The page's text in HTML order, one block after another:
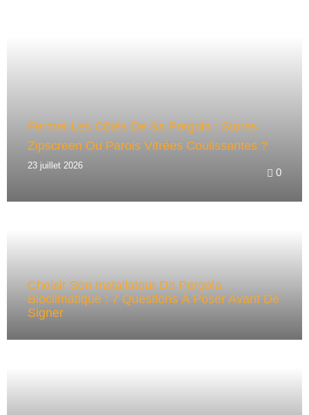
Fermer Les Côtés De Sa Pergola : Stores
Zipscreen Ou Parois Vitrées Coulissantes ?
23 juillet 2026
0
Choisir Son Installateur De Pergola
Bioclimatique : 7 Questions À Poser Avant De
Signer